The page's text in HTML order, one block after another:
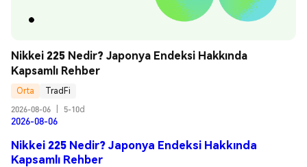
Nikkei 225 Nedir? Japonya Endeksi Hakkında
Kapsamlı Rehber
Orta
TradFi
2026-08-06
5-10d
2026-08-06
Nikkei 225 Nedir? Japonya Endeksi Hakkında
Kapsamlı Rehber